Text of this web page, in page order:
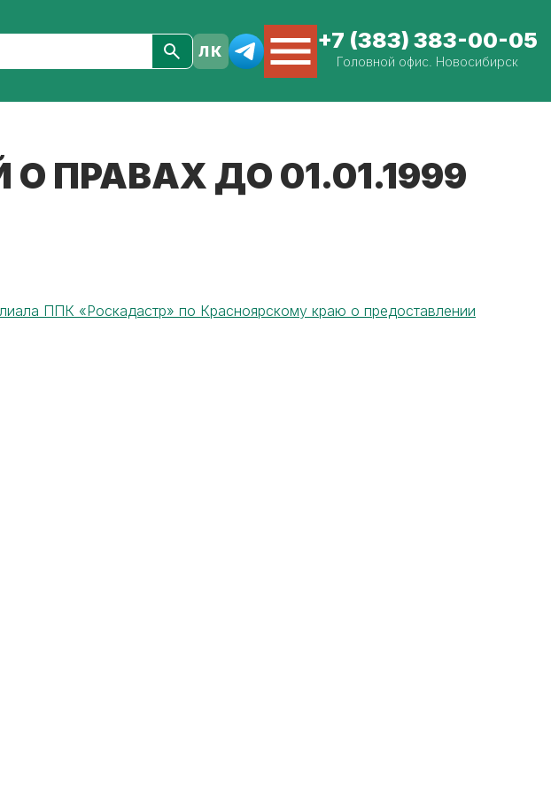
+7 (383) 383-00-05
Головной офис. Новосибирск
ПРАВАХ ДО 01.01.1999
ППК «Роскадастр» по Красноярскому краю о предоставлении